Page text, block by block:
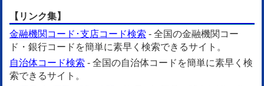
【リンク集】
金融機関コード･支店コード検索 - 全国の金融機関コー
ド・銀行コードを簡単に素早く検索できるサイト。
自治体コード検索 - 全国の自治体コードを簡単に素早く検
索できるサイト。